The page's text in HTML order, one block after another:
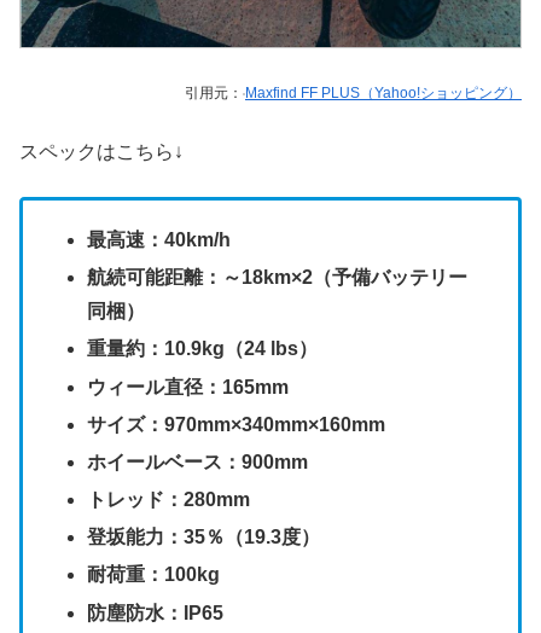
引用元： Maxfind FF PLUS（Yahoo!ショッピング）
スペックはこちら↓
最高速：40km/h
航続可能距離：～18km×2（予備バッテリー
同梱）
重量約：10.9kg（24 lbs）
ウィール直径：165mm
サイズ：970mm×340mm×160mm
ホイールベース：900mm
トレッド：280mm
登坂能力：35％（19.3度）
耐荷重：100kg
防塵防水：IP65